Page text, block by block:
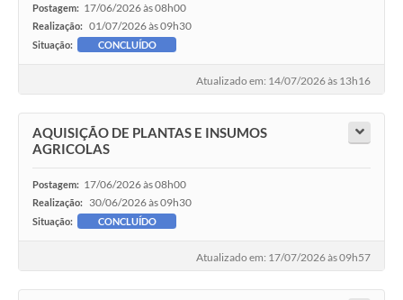
Postagem: 17/06/2026 às 08h00
Realização: 01/07/2026 às 09h30
Situação: CONCLUÍDO
Atualizado em: 14/07/2026 às 13h16
AQUISIÇÃO DE PLANTAS E INSUMOS
AGRICOLAS
Postagem: 17/06/2026 às 08h00
Realização: 30/06/2026 às 09h30
Situação: CONCLUÍDO
Atualizado em: 17/07/2026 às 09h57